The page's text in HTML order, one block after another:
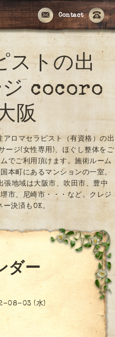
Contact
ストの出
ジ cocoro
阪
ロマセラピスト（有資格）の出
ージ(女性専用)、ほぐし整体をご
でご利用頂けます。施術ルーム
本町にあるマンションの一室。
張地域は大阪市、吹田市、豊中
市、尼崎市・・・など。クレジ
決済もOK。
ダー
08-03 (水)